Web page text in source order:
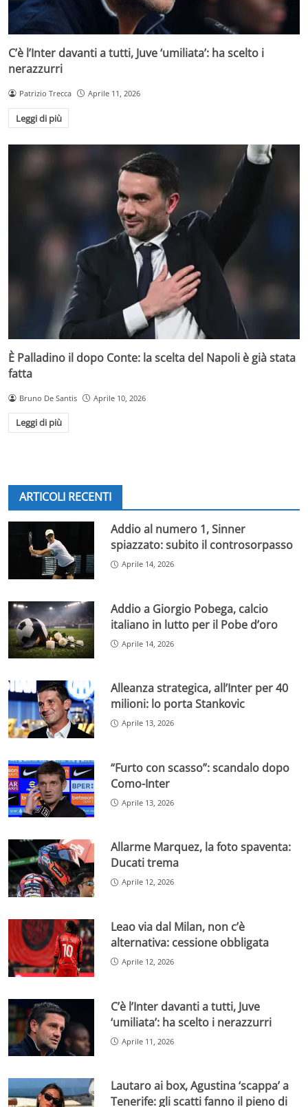
C’è l’Inter davanti a tutti, Juve ‘umiliata’: ha scelto i
nerazzurri
Patrizio Trecca Aprile 11, 2026
Leggi di più
È Palladino il dopo Conte: la scelta del Napoli è già stata
fatta
Bruno De Santis Aprile 10, 2026
Leggi di più
ARTICOLI RECENTI
Addio al numero 1, Sinner
spiazzato: subito il controsorpasso
Aprile 14, 2026
Addio a Giorgio Pobega, calcio
italiano in lutto per il Pobe d’oro
Aprile 14, 2026
Alleanza strategica, all’Inter per 40
milioni: lo porta Stankovic
Aprile 13, 2026
“Furto con scasso”: scandalo dopo
Como-Inter
Aprile 13, 2026
Allarme Marquez, la foto spaventa:
Ducati trema
Aprile 12, 2026
Leao via dal Milan, non c’è
alternativa: cessione obbligata
Aprile 12, 2026
C’è l’Inter davanti a tutti, Juve
‘umiliata’: ha scelto i nerazzurri
Aprile 11, 2026
Lautaro ai box, Agustina ‘scappa’ a
Tenerife: gli scatti fanno il pieno di